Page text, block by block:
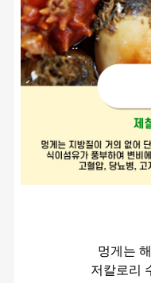
멍게는
저칼로리